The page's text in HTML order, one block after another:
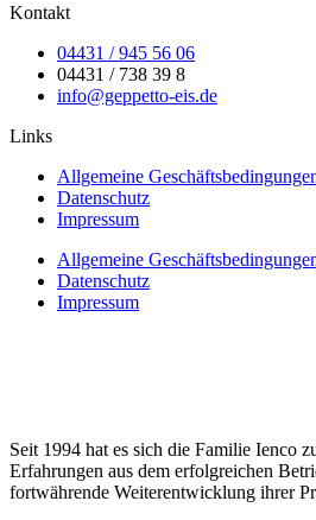
Kontakt
04431 / 945 56 06
04431 / 738 39 8
info@geppetto-eis.de
Links
Allgemeine
Datenschutz
Impressum
Allgemeine
Datenschutz
Impressum
Seit 1994 hat es sich die Familie Ienco
Erfahrungen aus dem erfolgreichen
fortwährende Weiterentwicklung ihrer